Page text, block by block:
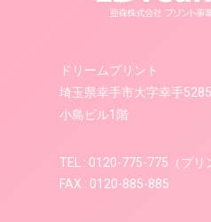
ドリームプリント
埼玉県幸手市大字幸手
小島ビル1階
TEL : 0120-775-775（プリ
FAX : 0120-885-885